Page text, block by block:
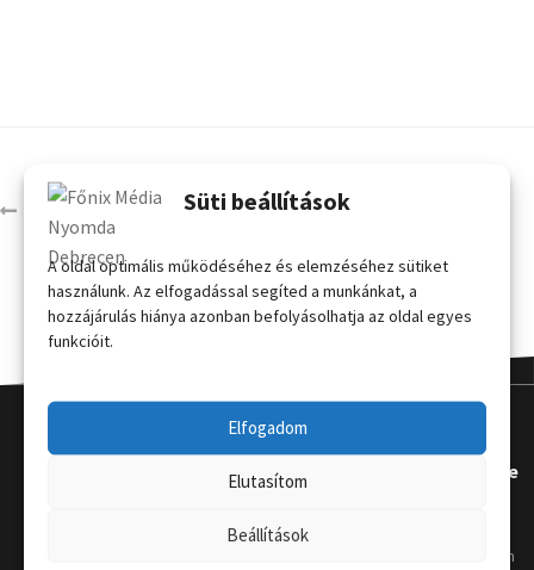
Süti beállítások
A oldal optimális működéséhez és elemzéséhez sütiket
használunk. Az elfogadással segíted a munkánkat, a
hozzájárulás hiánya azonban befolyásolhatja az oldal egyes
funkcióit.
Elfogadom
Elutasítom
Beállítások
logók-26
Kapcsola
Terméke
Kordon